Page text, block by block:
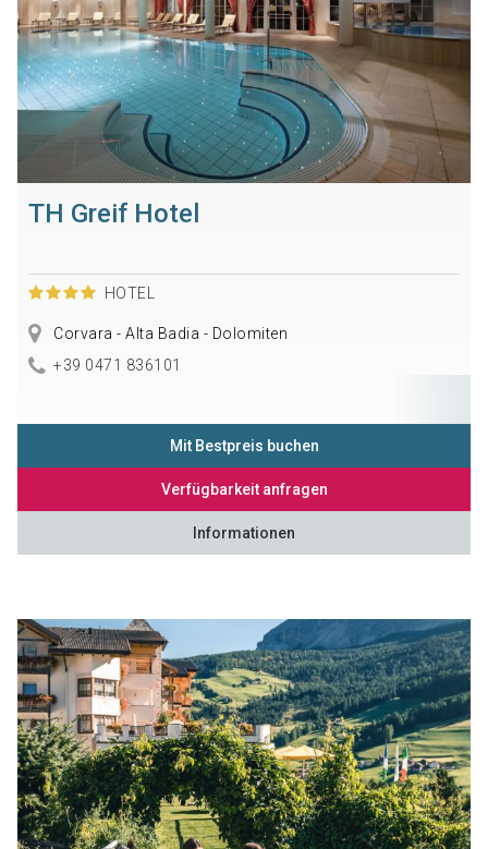
TH Greif Hotel
HOTEL
Corvara - Alta Badia - Dolomiten
+39 0471 836101
Mit Bestpreis buchen
Verfügbarkeit anfragen
Informationen